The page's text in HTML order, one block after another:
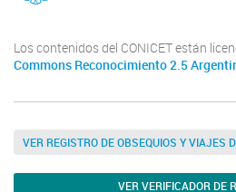
Los contenidos del CONICET están
Commons Reconocimiento 2.5
VER REGISTRO DE OBSEQUIOS Y VIAJES
VER VERIFICADOR DE